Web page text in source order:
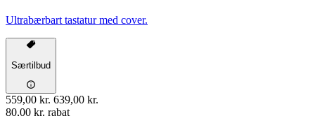
Ultrabærbart tastatur med cover.
Særtilbud
559,00 kr. 639,00 kr.
80,00 kr. rabat